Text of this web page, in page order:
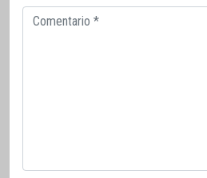
Comentario